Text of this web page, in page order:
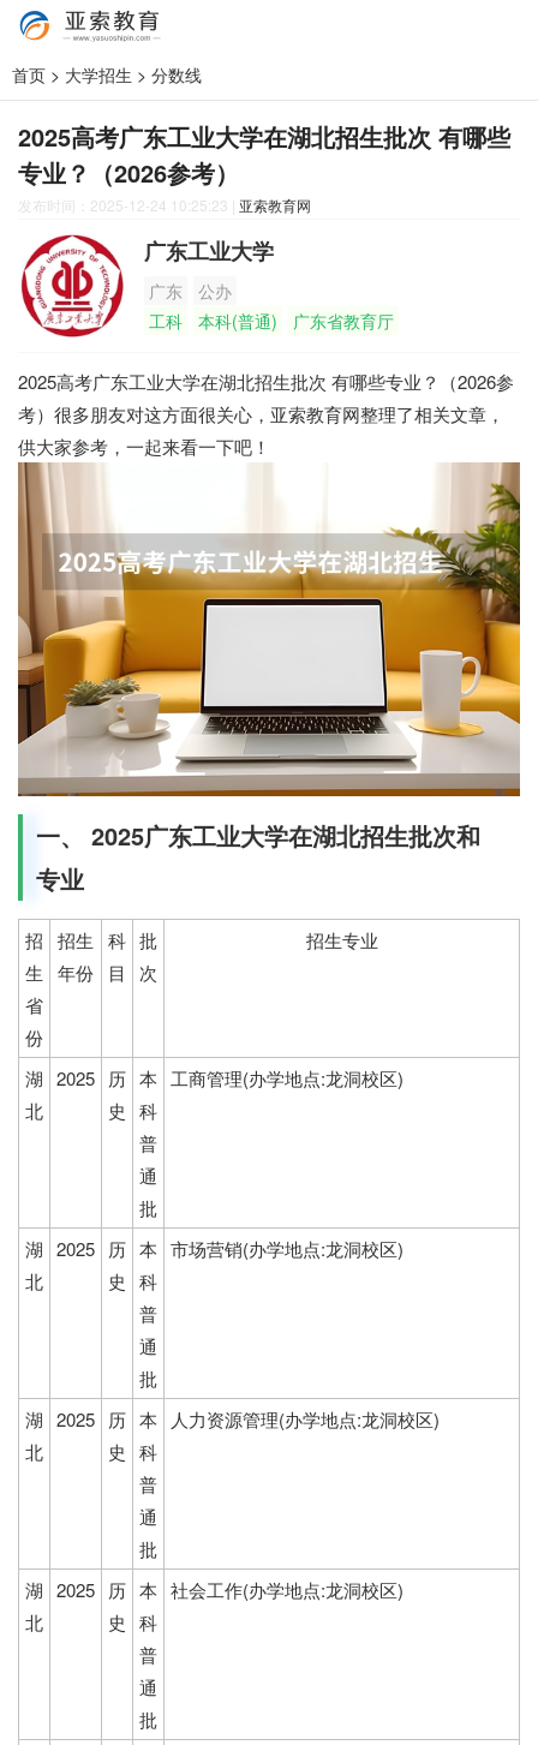
首页 > 大学招生 > 分数线
2025高考广东工业大学在湖北招生批次 有哪些
专业？（2026参考）
发布时间：2025-12-24 10:25:23 | 亚索教育网
广东工业大学
广东
公办
工科
本科(普通) 广东省教育厅
2025高考广东工业大学在湖北招生批次 有哪些专业？（2026参
考）很多朋友对这方面很关心，亚索教育网整理了相关文章，
供大家参考，一起来看一下吧！
一、 2025广东工业大学在湖北招生批次和
专业
招
生
省
份
招生
年份
科
目
批
次
招生专业
湖
北
2025 历
史
本
科
普
通
批
工商管理(办学地点:龙洞校区)
湖
北
2025 历
史
本
科
普
通
批
市场营销(办学地点:龙洞校区)
湖
北
2025 历
史
本
科
普
通
批
人力资源管理(办学地点:龙洞校区)
湖
北
2025 历
史
本
科
普
通
批
社会工作(办学地点:龙洞校区)